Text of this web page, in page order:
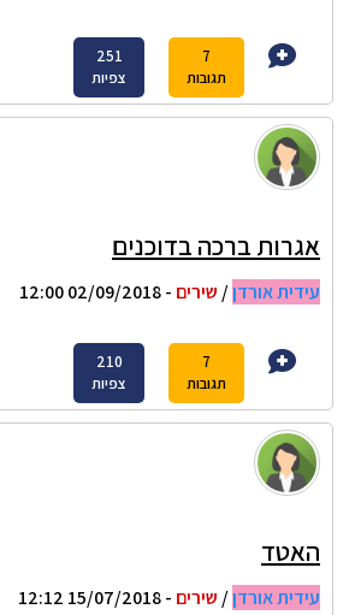
7
תגובות
251
צפיות
אגרות ברכה בדוכנים
עידית אורדן/ שירים - 02/09/2018 12:00
7
תגובות
210
צפיות
האטד
עידית אורדן/ שירים - 15/07/2018 12:12